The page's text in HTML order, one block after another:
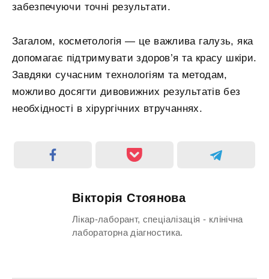
забезпечуючи точні результати.
Загалом, косметологія — це важлива галузь, яка
допомагає підтримувати здоров’я та красу шкіри.
Завдяки сучасним технологіям та методам,
можливо досягти дивовижних результатів без
необхідності в хірургічних втручаннях.
Вікторія Стоянова
Лікар-лаборант, спеціалізація - клінічна
лабораторна діагностика.